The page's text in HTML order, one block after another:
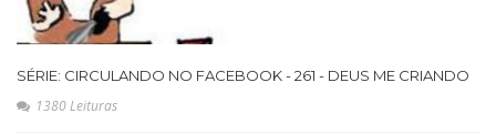
SÉRIE: CIRCULANDO NO FACEBOOK - 261 - DEUS ME CRIANDO
1380 Leituras